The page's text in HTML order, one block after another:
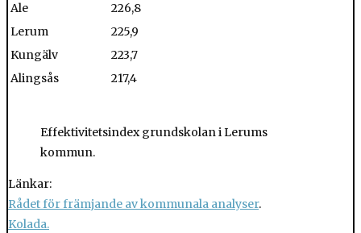
Ale
226,8
Lerum
225,9
Kungälv
223,7
Alingsås
217,4
Effektivitetsindex grundskolan i Lerums
kommun.
Länkar:
Rådet för främjande av kommunala analyser.
Kolada.